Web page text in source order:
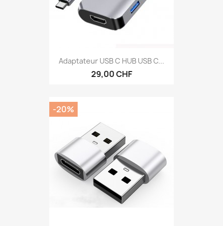
Adaptateur USB C HUB USB C...
29,00 CHF
-20%